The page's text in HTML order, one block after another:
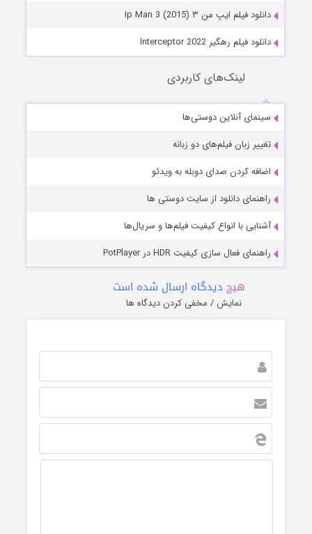
دانلود فیلم ایپ من ۳ (Ip Man 3 (2015
دانلود فیلم رهگیر Interceptor 2022
لینک‌های کاربردی
سینمای آنلاین دوستی‌ها
تغییر زبان فیلم‌های دو زبانه
اضافه کردن صدای دوبله به ویدئو
راهنمای دانلود از سایت دوستی ها
آشنایی با انواع کیفیت فیلم‌ها و سریال‌ها
راهنمای فعال سازی کیفیت HDR در PotPlayer
هیچ دیدگاه ارسال شده است
نمایش / مخفی کردن دیدگاه ها